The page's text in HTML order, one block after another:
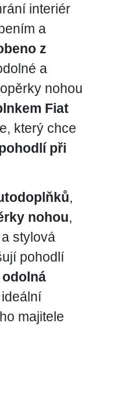
interiér
a
z
a
nohou
Fiat
který chce
při
,
nohou,
stylová
pohodlí
odolná
majitele